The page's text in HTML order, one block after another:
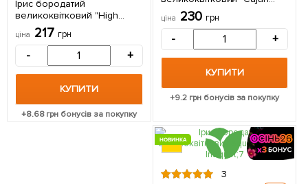
Ірис бородатий
великоквітковий "High
Class" 1шт в упаковці
ціна 217 грн
- +
КУПИТИ
+8.68грн бонусів за покупку
Rhythm" 1 шт в упаковці
ціна 230 грн
- +
КУПИТИ
+9.2грн бонусів за покупку
НОВИНКА
3